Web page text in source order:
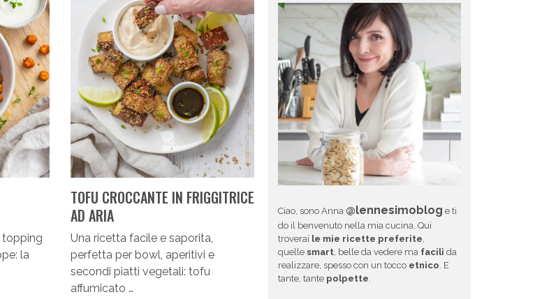
topping
la
TOFU CROCCANTE IN FRIGGITRICE
AD ARIA
Una ricetta facile e saporita,
perfetta per bowl, aperitivi e
secondi piatti vegetali: tofu
affumicato …
Ciao, sono Anna @lennesimoblog e ti
do il benvenuto nella mia cucina. Qui
troverai le mie ricette preferite,
quelle smart, belle da vedere ma facili da
realizzare, spesso con un tocco etnico. E
tante, tante polpette.